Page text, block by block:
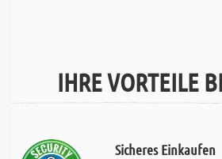
IHRE VORTEILE
Sicheres Einkaufen